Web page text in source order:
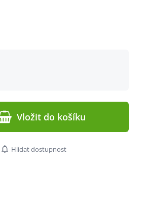
Vložit do košíku
Hlídat dostupnost